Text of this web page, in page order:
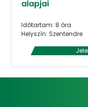
alapjai
Időtartam: 8 óra
Helyszín: Szentendre